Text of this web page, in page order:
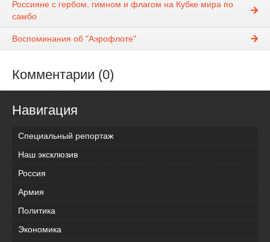
Россияне с гербом, гимном и флагом на Кубке мира по
самбо
Воспоминания об "Аэрофлоте"
Комментарии (0)
Навигация
Специальный репортаж
Наш эксклюзив
Россия
Армия
Политика
Экономика